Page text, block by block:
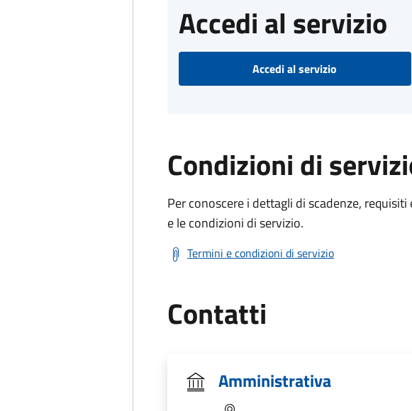
Accedi al servizio
Accedi al servizio
Condizioni di
Per conoscere i dettagli di scadenze,
e le condizioni di servizio.
Termini e condizioni di servizio
Contatti
Amministrativa